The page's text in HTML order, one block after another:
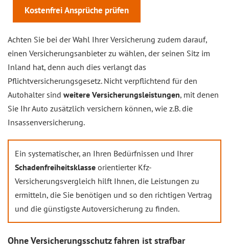
Kostenfrei Ansprüche prüfen
Achten Sie bei der Wahl Ihrer Versicherung zudem darauf,
einen Versicherungsanbieter zu wählen, der seinen Sitz im
Inland hat, denn auch dies verlangt das
Pflichtversicherungsgesetz. Nicht verpflichtend für den
Autohalter sind weitere Versicherungsleistungen, mit denen
Sie Ihr Auto zusätzlich versichern können, wie z.B. die
Insassenversicherung.
Ein systematischer, an Ihren Bedürfnissen und Ihrer
Schadenfreiheitsklasse orientierter Kfz-
Versicherungsvergleich hilft Ihnen, die Leistungen zu
ermitteln, die Sie benötigen und so den richtigen Vertrag
und die günstigste Autoversicherung zu finden.
Ohne Versicherungsschutz fahren ist strafbar